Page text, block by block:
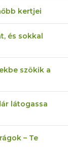
kertjei
és sokkal
szökik a
látogassa
– Te